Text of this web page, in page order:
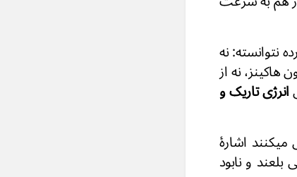
نتوانسته: نه
نه از
انرژی تاریک و
اشارهٔ
و نابود